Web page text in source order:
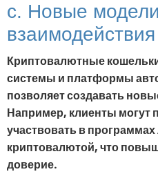
c. Новые модели
Криптовалютные
системы и платформы
позволяет создавать
Например, клиенты могут
участвовать в
криптовалютой, что
доверие.